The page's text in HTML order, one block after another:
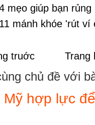
mẹo giúp bạn
11 mánh khóe 'rút ví
truớc
Trang
chủ đề với
hợp lực